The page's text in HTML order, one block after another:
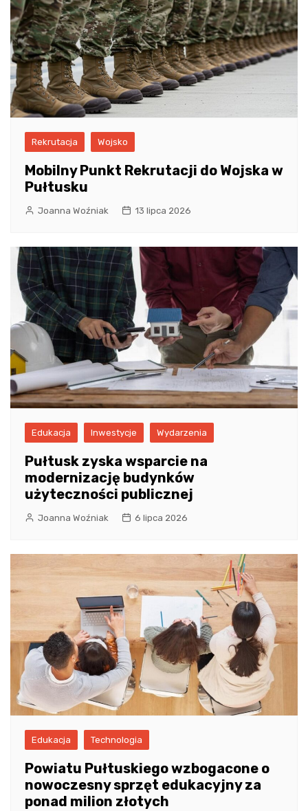
Rekrutacja Wojsko
Mobilny Punkt Rekrutacji do Wojska w
Pułtusku
Joanna Woźniak 13 lipca 2026
Edukacja Inwestycje Wydarzenia
Pułtusk zyska wsparcie na
modernizację budynków
użyteczności publicznej
Joanna Woźniak 6 lipca 2026
Edukacja Technologia
Powiatu Pułtuskiego wzbogacone o
nowoczesny sprzęt edukacyjny za
ponad milion złotych